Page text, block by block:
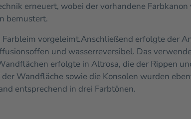
erneuert, wobei der vorhandene
bemustert.
vorgeleimt.Anschließend erfolgte der
und wasserreversibel. Das
erfolgte in Altrosa, die der Rippen
Wandfläche sowie die Konsolen wurden
entsprechend in drei Farbtönen.